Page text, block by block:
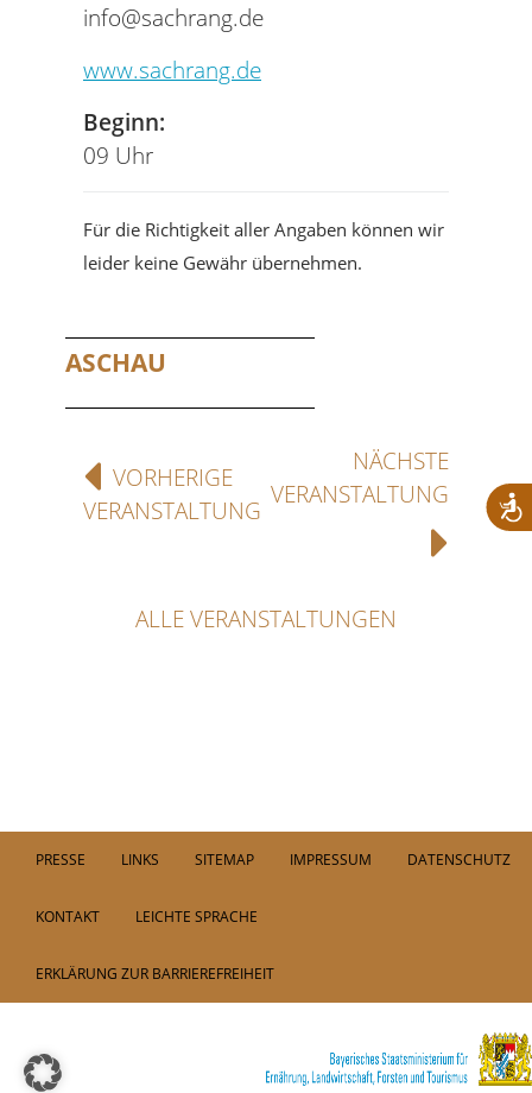
info@sachrang.de
www.sachrang.de
Beginn:
09 Uhr
Für die Richtigkeit aller Angaben können wir
leider keine Gewähr übernehmen.
ASCHAU
VORHERIGE
VERANSTALTUNG
NÄCHSTE
VERANSTALTUNG
ALLE VERANSTALTUNGEN
PRESSE LINKS SITEMAP IMPRESSUM DATENSCHUTZ
KONTAKT LEICHTE SPRACHE
ERKLÄRUNG ZUR BARRIEREFREIHEIT